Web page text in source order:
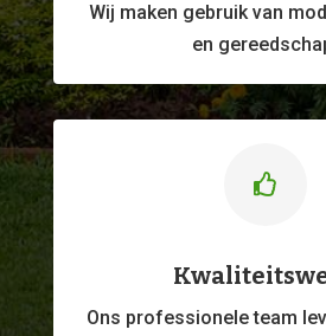
Wij maken gebruik van
en

Ons professioneleteam